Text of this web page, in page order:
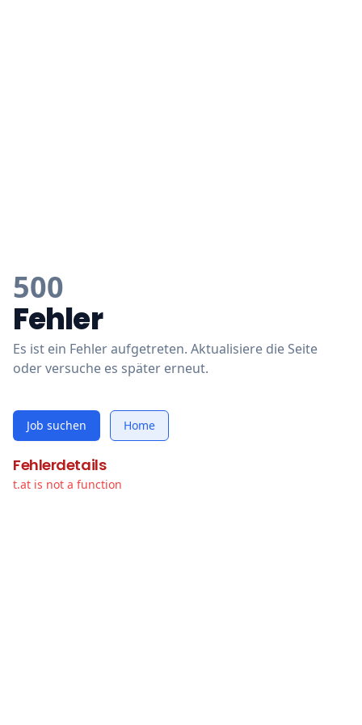
500
Fehler
Es ist ein Fehler aufgetreten. Aktualisiere die Seite
oder versuche es später erneut.
Job suchen Home
Fehlerdetails
t.at is not a function